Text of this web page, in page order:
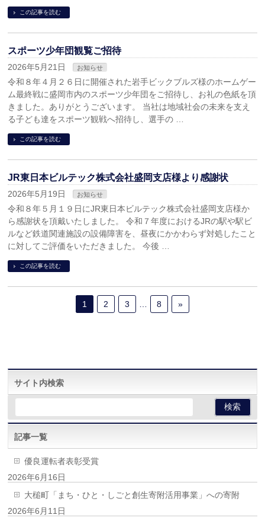
この記事を読む
スポーツ少年団観覧ご招待
2026年5月21日 お知らせ
令和８年４月２６日に開催された岩手ビックブルズ様のホームゲー
ム最終戦に盛岡市内のスポーツ少年団をご招待し、お礼の色紙を頂
きました。ありがとうございます。 当社は地域社会の未来を支え
る子ども達をスポーツ観戦へ招待し、選手の …
この記事を読む
JR東日本ビルテック株式会社盛岡支店様より感謝状
2026年5月19日 お知らせ
令和８年５月１９日にJR東日本ビルテック株式会社盛岡支店様か
ら感謝状を頂戴いたしました。 令和７年度におけるJRの駅や駅ビ
ルなど鉄道関連施設の設備障害を、昼夜にかかわらず対処したこと
に対してご評価をいただきました。 今後 …
この記事を読む
1 2 3 8 »
サイト内検索
記事一覧
優良運転者表彰受賞
2026年6月16日
大槌町「まち・ひと・しごと創生寄附活用事業」への寄附
2026年6月11日